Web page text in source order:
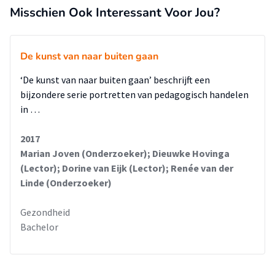
Misschien Ook Interessant Voor Jou?
De kunst van naar buiten gaan
‘De kunst van naar buiten gaan’ beschrijft een
bijzondere serie portretten van pedagogisch handelen
in …
2017
Marian Joven (Onderzoeker); Dieuwke Hovinga
(Lector); Dorine van Eijk (Lector); Renée van der
Linde (Onderzoeker)
Gezondheid
Bachelor